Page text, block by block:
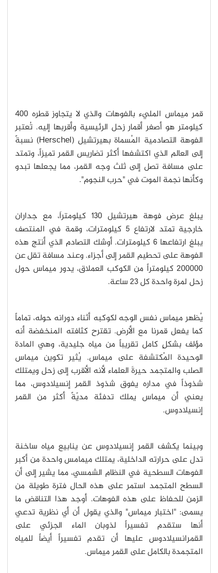
قمر ميماس المليء بالفوهات والذي لا يتجاوز قطره 400
كيلومتر هو أصغر أقمار زحل الرئيسية وأقربها إليه. تُعتبر
الفوهة التصادمية المُسماة بهيرتشيل (Herschel) نسبةً
إلى العالم الذي اكتشفها أكثر تضاريس القمر تميزاً، وتمتد
على مسافة تصل إلى ثلث وجه القمر، مما يجعلها تبدو
وكأنها نجمة الموت في "حرب النجوم".
يبلغ عرض فوهة هيرتشيل 130 كيلومتراَ، مع جداران
خارجية تمتد لارتفاع 5 كيلومترات، وقمة في المنتصف
يبلغ ارتفاعها 6 كيلومترات. أوشك التصادم الذي أنتج هذه
الفوهة على تحطيم القمر إلى أجزاء. وعند مسافة تقل عن
200000 كيلومتراً من الكوكب العملاق، يدور ميماس حول
زحل لمرة واحدة كل 23 ساعة.
يُظهر ميماس نفس الوجه لكوكبه أثناء دورانه حوله، تماماً
كما يفعل قمرنا مع الأرض. تقترح كثافته المنخفضة أنه
مؤلف بشكلٍ كامل تقريباً من مياه جليدية، وهي المادة
الوحيدة المُكتشفة على ميماس. يُثير تكوين ميماس
الصلب والمتجمد حيرةَ العلماء لأنه الأقرب إلى زحل ويمتلك
شذوذاً في مداره يفوق شذوذ القمر إنسيلادوس، مما
يعني أن ميماس يملك تدفئة مديّةً أكثر من القمر
إنسيلادوس.
وبينما يكشف القمر إنسيلادوس عن ينابيع مياه ساخنة
تدل على حرارته الداخلية، يمتلك ميمامس واحدة من أكبر
الفوهات السطحية في النظام الشمسي، مما يشير إلى أن
السطح المتجمد استمر على هذه الحال فترة طويلة من
الزمن للحفاظ على هذه الفوهات. أوجد هذا التناقض ما
يسمى: "اختبار ميماس" والذي يقول أن أي نظرية تدعي
أنها ستقدم تفسيراً لذوبان الماء الجزئي على
القمرانسيلادوس عليها أن تقدم تفسيراً أيضاً للمياه
المتجمدة بالكامل على القمر ميماس.